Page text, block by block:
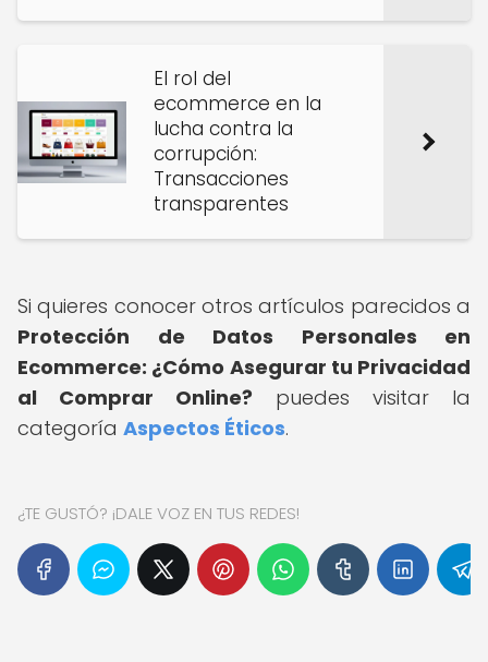
El rol del
ecommerce en la
lucha contra la
corrupción:
Transacciones
transparentes
Si quieres conocer otros artículos parecidos a
Protección de Datos Personales en
Ecommerce: ¿Cómo Asegurar tu Privacidad
al Comprar Online? puedes visitar la
categoría Aspectos Éticos.
¿TE GUSTÓ? ¡DALE VOZ EN TUS REDES!